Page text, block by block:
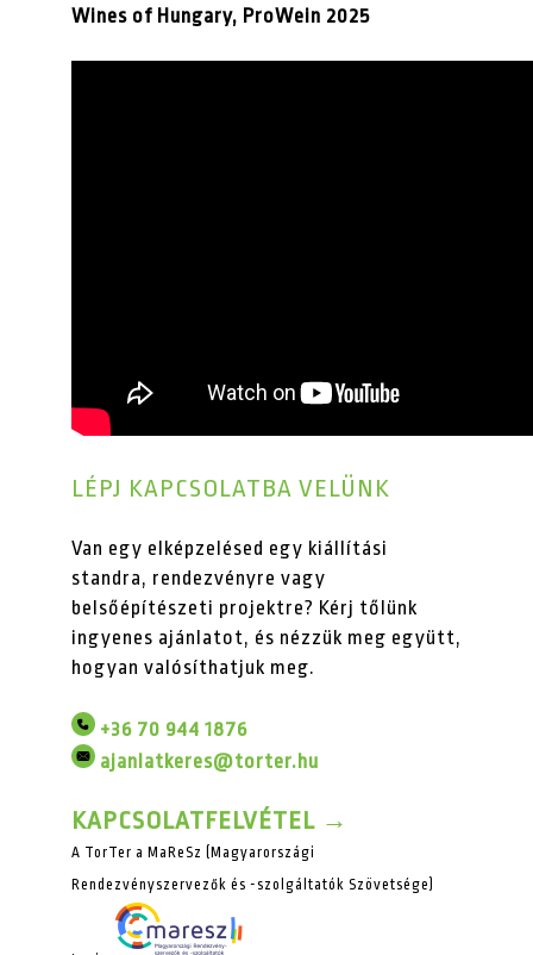
Wines of Hungary, ProWein 2025
LÉPJ KAPCSOLATBA VELÜNK
Van egy elképzelésed egy kiállítási
standra, rendezvényre vagy
belsőépítészeti projektre? Kérj tőlünk
ingyenes ajánlatot, és nézzük meg együtt,
hogyan valósíthatjuk meg.
+36 70 944 1876
ajanlatkeres@torter.hu
KAPCSOLATFELVÉTEL →
A TorTer a MaReSz (Magyarországi
Rendezvényszervezők és -szolgáltatók Szövetsége)